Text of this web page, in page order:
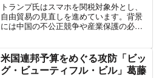
トランプ氏はスマホを関税対象外とし、
自由貿易の見直しを進めています。背景
には中国の不公正競争や産業保護の必要
られます。
米国連邦予算をめぐる攻防「ビッ
グ・ビューティフル・ビル」葛藤